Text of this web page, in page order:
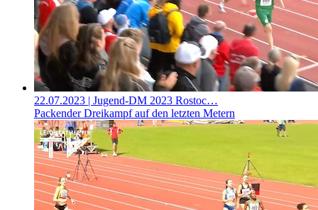
22.07.2023 | Jugend-DM 2023 Rostoc…
Packender Dreikampf auf den letzten Metern